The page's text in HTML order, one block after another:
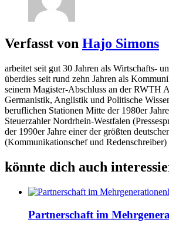
Verfasst von Hajo Simons
arbeitet seit gut 30 Jahren als Wirtschafts-
überdies seit rund zehn Jahren als
seinem Magister-Abschluss an der RWTH
Germanistik, Anglistik und Politische
beruflichen Stationen Mitte der 1980er
Steuerzahler Nordrhein-Westfalen
der 1990er Jahre einer der größten
(Kommunikationschef und Redenschreiber)
könnte dich auch
Partnerschaft im